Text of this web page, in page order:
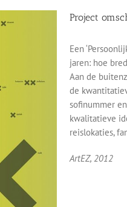
Project
Een
jaren: hoe
Aan de
de
sofinummer
kwalitatieve
reislokaties,
ArtEZ, 2012